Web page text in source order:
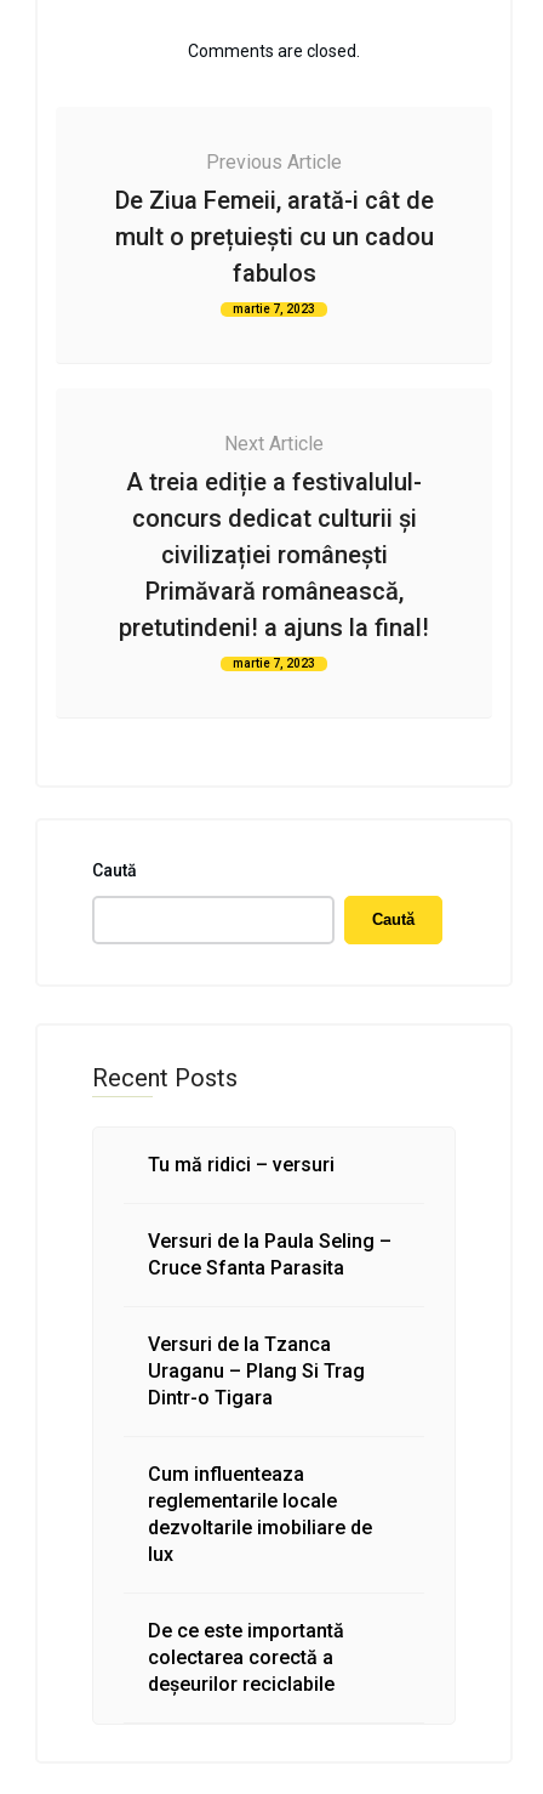
Comments are closed.
Previous Article
De Ziua Femeii, arată-i cât de
mult o prețuiești cu un cadou
fabulos
martie 7, 2023
Next Article
A treia ediție a festivalulul-
concurs dedicat culturii și
civilizației românești
Primăvară românească,
pretutindeni! a ajuns la final!
martie 7, 2023
Caută
Caută
Recent Posts
Tu mă ridici – versuri
Versuri de la Paula Seling –
Cruce Sfanta Parasita
Versuri de la Tzanca
Uraganu – Plang Si Trag
Dintr-o Tigara
Cum influenteaza
reglementarile locale
dezvoltarile imobiliare de
lux
De ce este importantă
colectarea corectă a
deșeurilor reciclabile